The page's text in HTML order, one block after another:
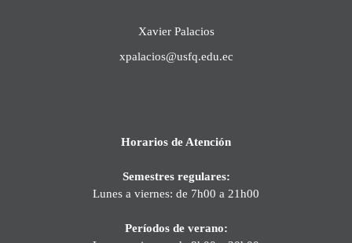
Xavier Palacios
xpalacios@usfq.edu.ec
Horarios de Atención
Semestres regulares:
Lunes a viernes: de 7h00 a 21h00
Períodos de verano: